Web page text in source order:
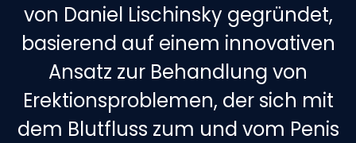
von Daniel Lischinsky gegründet,
basierend auf einem innovativen
Ansatz zur Behandlung von
Erektionsproblemen, der sich mit
dem Blutfluss zum und vom Penis